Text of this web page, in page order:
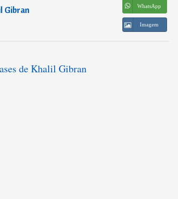
Gibran WhatsApp
Imagem
de Khalil Gibran